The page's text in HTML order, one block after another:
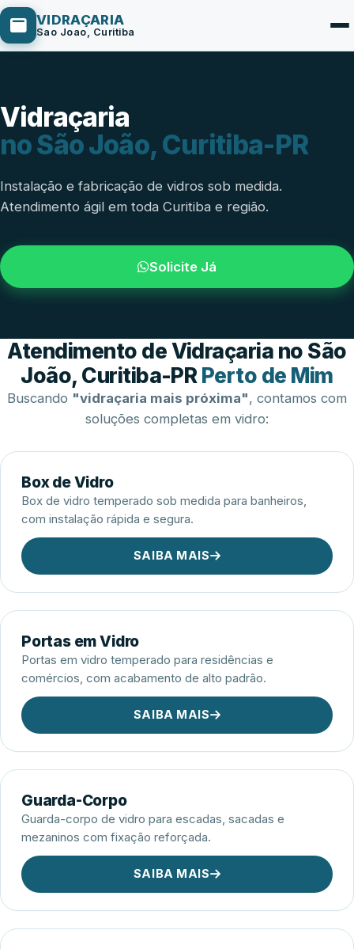
VIDRAÇARIA
Sao Joao, Curitiba
Box de Vidro
Portas em Vidro
Janelas de Vidro
Esquadrias de Alumínio
Vidraçaria
no São João, Curitiba-PR
Instalação e fabricação de vidros sob medida.
Atendimento ágil em toda Curitiba e região.
Solicite Já
Atendimento de Vidraçaria no São
João, Curitiba-PR Perto de Mim
Buscando "vidraçaria mais próxima", contamos com
soluções completas em vidro:
Box de Vidro
Box de vidro temperado sob medida para banheiros,
com instalação rápida e segura.
SAIBA MAIS
Portas em Vidro
Portas em vidro temperado para residências e
comércios, com acabamento de alto padrão.
SAIBA MAIS
Guarda-Corpo
Guarda-corpo de vidro para escadas, sacadas e
mezaninos com fixação reforçada.
SAIBA MAIS